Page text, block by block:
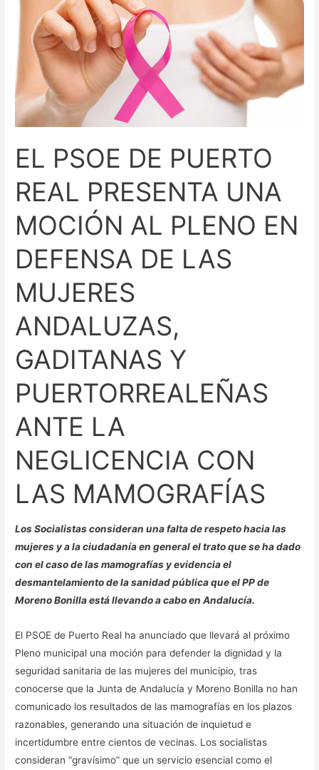
EL PSOE DE PUERTO
REAL PRESENTA UNA
MOCIÓN AL PLENO EN
DEFENSA DE LAS
MUJERES
ANDALUZAS,
GADITANAS Y
PUERTORREALEÑAS
ANTE LA
NEGLICENCIA CON
LAS MAMOGRAFÍAS
Los Socialistas consideran una falta de respeto hacia las
mujeres y a la ciudadanía en general el trato que se ha dado
con el caso de las mamografías y evidencia el
desmantelamiento de la sanidad pública que el PP de
Moreno Bonilla está llevando a cabo en Andalucía.
El PSOE de Puerto Real ha anunciado que llevará al próximo
Pleno municipal una moción para defender la dignidad y la
seguridad sanitaria de las mujeres del municipio, tras
conocerse que la Junta de Andalucía y Moreno Bonilla no han
comunicado los resultados de las mamografías en los plazos
razonables, generando una situación de inquietud e
incertidumbre entre cientos de vecinas. Los socialistas
consideran “gravísimo” que un servicio esencial como el
PUERTO
REAL
PRESENTA
UNA
MOCIÓN
PLENO
EN
DEFENSA
DE
LAS
ANDALUZAS,
Y
ANTE
NEGLICENCIA
CON
LAS
MAMOGRAFÍAS